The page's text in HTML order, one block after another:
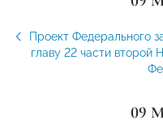
Проект Федерального
главу 22 части второй
09